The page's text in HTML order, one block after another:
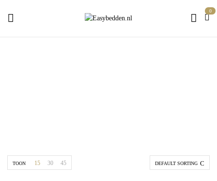
0
DEFAULT SORTING
TOON 15 30 45